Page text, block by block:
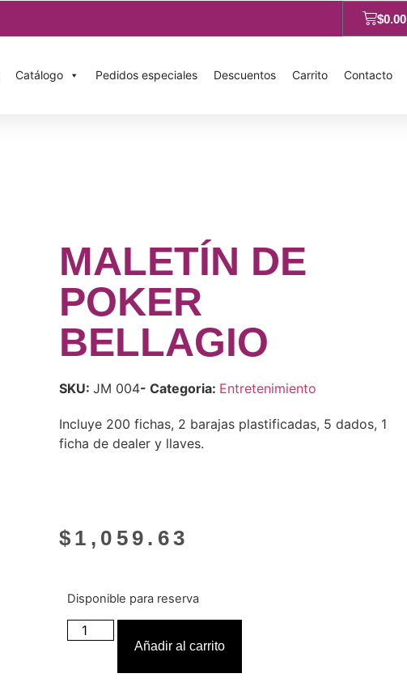
$0.00
Catálogo Pedidos especiales Descuentos Carrito Contacto
MALETÍN DE
POKER
BELLAGIO
SKU: JM 004- Categoria: Entretenimiento
Incluye 200 fichas, 2 barajas plastificadas, 5 dados, 1
ficha de dealer y llaves.
$ 1,059.63
Disponible para reserva
Añadir al carrito